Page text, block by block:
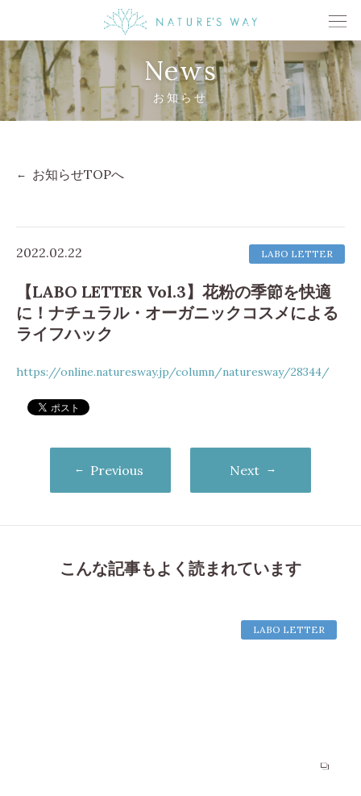
News
お知らせ
お知らせTOPへ
2022.02.22 LABO LETTER
【LABO LETTER Vol.3】花粉の季節を快適
に！ナチュラル・オーガニックコスメによる
ライフハック
https://online.naturesway.jp/column/naturesway/28344/
Previous Next
こんな記事もよく読まれています
LABO LETTER